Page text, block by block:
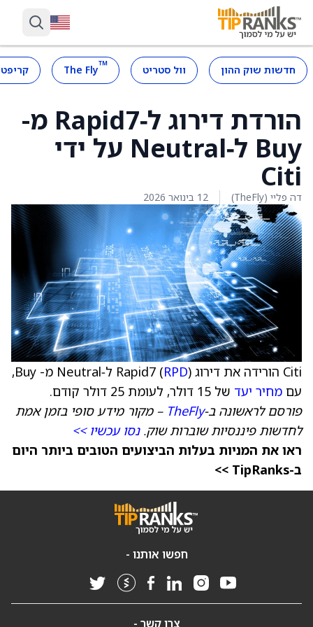
חדשות שוק ההון וול סטריט ™
The Fly
הורדת דירוג ל‑Rapid7 מ-
Buy ל‑Neutral על ידי
Citi
דה פליי (TheFly) 12 בינואר 2026
Citi הורידה את דירוג Rapid7 ( RPD
) ל‑Neutral מ- Buy,
עם מחיר יעד של 15 דולר, לעומת 25 דולר קודם.
פורסם לראשונה ב-TheFly – מקור מידע סופי בזמן אמת
לחדשות פיננסיות שוברות שוק.נסו עכשיו >>
ראו את המניות בעלות הביצועים הטובים ביותר היום
ב-TipRanks >>
חפשו אותנו -
צרו קשר -